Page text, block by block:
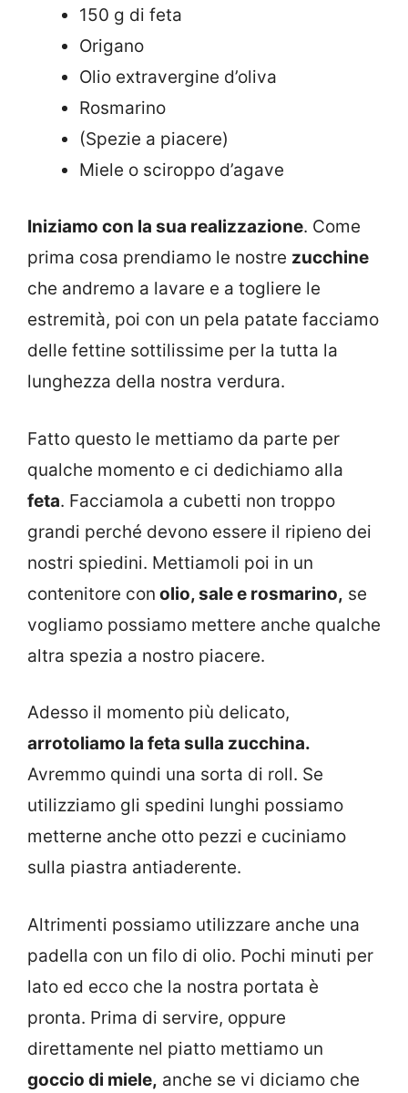
150 g di feta
Origano
Olio extravergine d’oliva
Rosmarino
(Spezie a piacere)
Miele o sciroppo d’agave
Iniziamo con la sua realizzazione. Come
prima cosa prendiamo le nostre zucchine
che andremo a lavare e a togliere le
estremità, poi con un pela patate facciamo
delle fettine sottilissime per la tutta la
lunghezza della nostra verdura.
Fatto questo le mettiamo da parte per
qualche momento e ci dedichiamo alla
feta. Facciamola a cubetti non troppo
grandi perché devono essere il ripieno dei
nostri spiedini. Mettiamoli poi in un
contenitore con olio, sale e rosmarino, se
vogliamo possiamo mettere anche qualche
altra spezia a nostro piacere.
Adesso il momento più delicato,
arrotoliamo la feta sulla zucchina.
Avremmo quindi una sorta di roll. Se
utilizziamo gli spedini lunghi possiamo
metterne anche otto pezzi e cuciniamo
sulla piastra antiaderente.
Altrimenti possiamo utilizzare anche una
padella con un filo di olio. Pochi minuti per
lato ed ecco che la nostra portata è
pronta. Prima di servire, oppure
direttamente nel piatto mettiamo un
goccio di miele, anche se vi diciamo che